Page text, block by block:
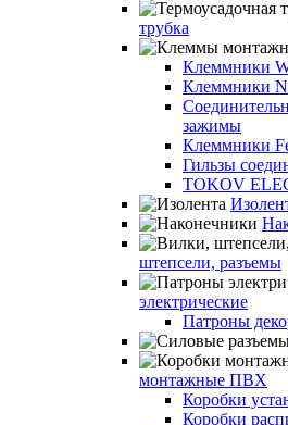
трубка
Клеммники
Клеммники
зажимы
Клеммники
Гильзы
TOKOV
штепсели, разъемы
электрические
Патроны
монтажные ПВХ
Коробки
Коробки